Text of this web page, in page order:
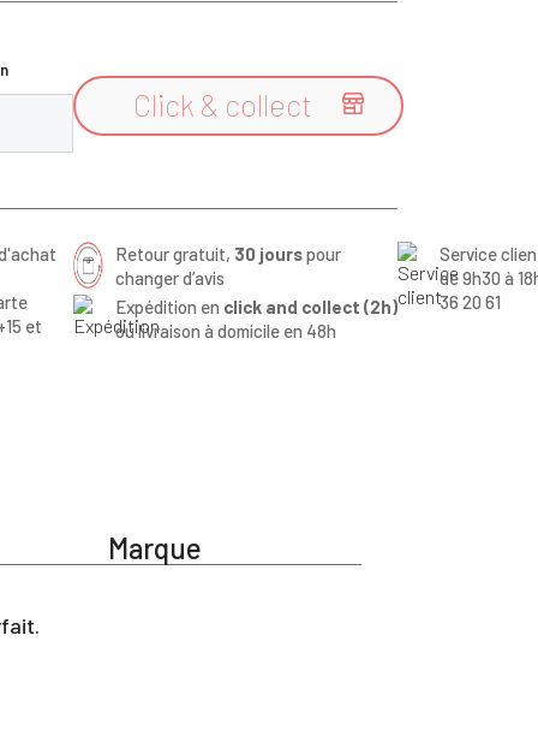

Click & collect
et
Retour gratuit, 30 jourspour
changer d’avis
Expédition en click and collect (2h)
ou livraison à domicile en 48h
Service
de 9h30 à
36 20 61
Marque